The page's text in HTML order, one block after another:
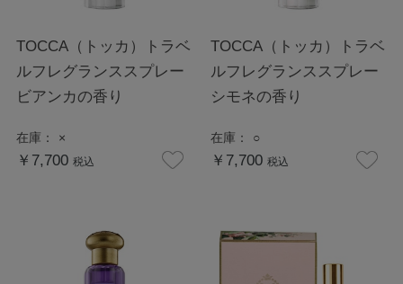
TOCCA（トッカ）トラベ
ルフレグランススプレー
ビアンカの香り
在庫： ×
￥7,700 税込
TOCCA（トッカ）トラベ
ルフレグランススプレー
シモネの香り
在庫： ○
￥7,700 税込